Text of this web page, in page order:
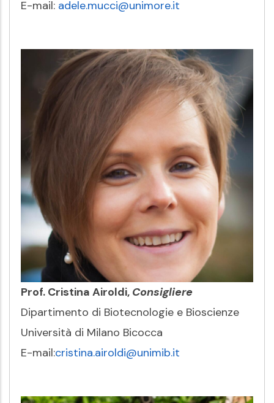
E-mail: adele.mucci@unimore.it
Prof. Cristina Airoldi, Consigliere
Dipartimento di Biotecnologie e Bioscienze
Università di Milano Bicocca
E-mail:cristina.airoldi@unimib.it